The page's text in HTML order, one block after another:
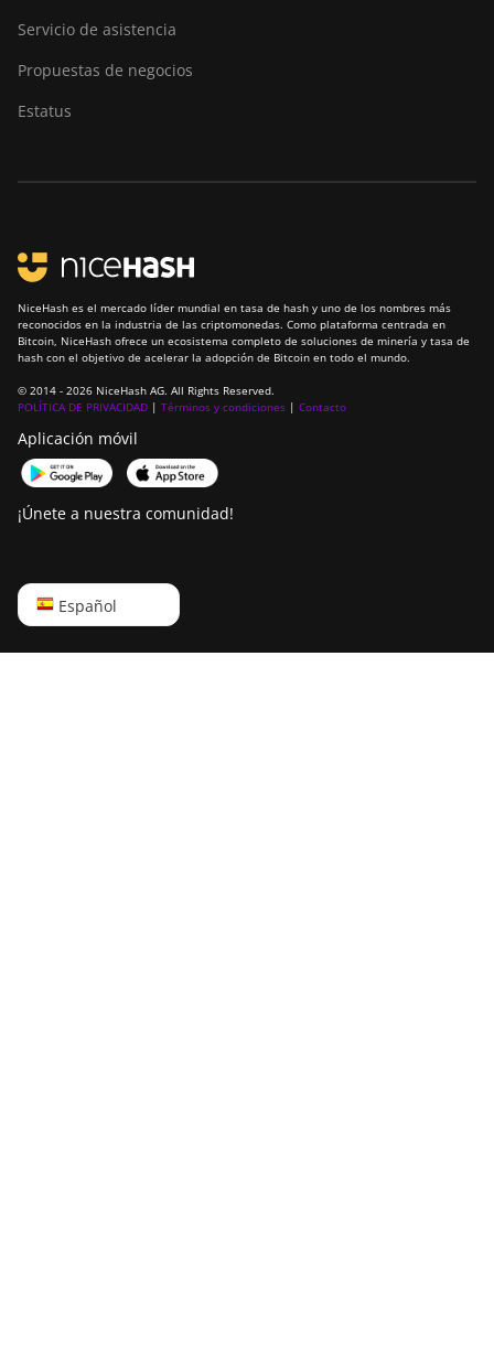
Servicio de asistencia
Propuestas de negocios
Estatus
NiceHash es el mercado líder mundial en tasa de hash y uno de los nombres más
reconocidos en la industria de las criptomonedas. Como plataforma centrada en
Bitcoin, NiceHash ofrece un ecosistema completo de soluciones de minería y tasa de
hash con el objetivo de acelerar la adopción de Bitcoin en todo el mundo.
© 2014 - 2026 NiceHash AG. All Rights Reserved.
POLÍTICA DE PRIVACIDAD | Términos y condiciones | Contacto
Aplicación móvil
¡Únete a nuestra comunidad!
Español
English